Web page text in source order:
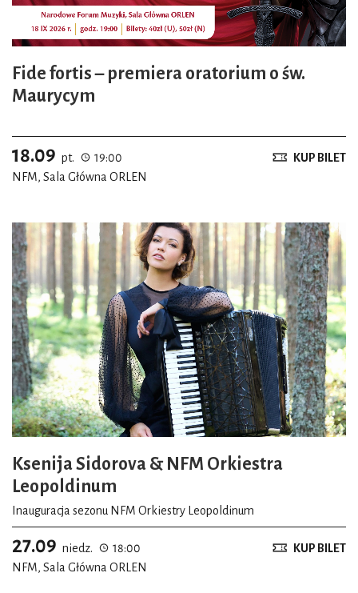
Fide fortis – premiera oratorium o św.
Maurycym
18.09 pt.
19:00
NFM, Sala Główna ORLEN
KUP BILET
Ksenija Sidorova & NFM Orkiestra
Leopoldinum
Inauguracja sezonu NFM Orkiestry Leopoldinum
27.09 niedz.
18:00
NFM, Sala Główna ORLEN
KUP BILET